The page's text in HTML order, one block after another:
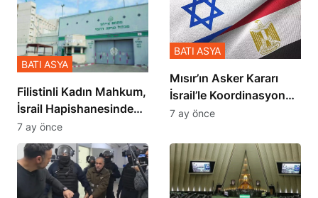
Filistinli Kadın Mahkum,
İsrail Hapishanesindeki
Zulmü Anlattı
BATI ASYA
7 ay önce
Mısır’ın Asker Kararı
İsrail’le Koordinasyon
İçinde Gerçekleşmiş
BATI ASYA
7 ay önce